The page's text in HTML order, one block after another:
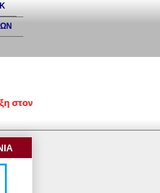
εξωδικαστικό